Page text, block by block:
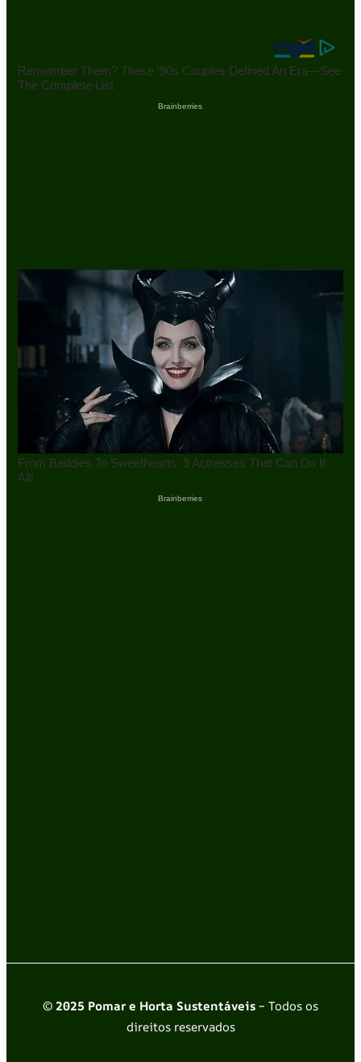
© 2025 Pomar e Horta Sustentáveis– Todos os
direitos reservados